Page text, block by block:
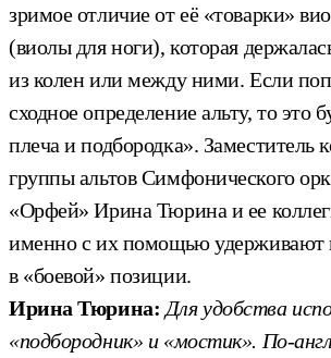
зримое отличие от её «товарки»
(виолы для ноги), которая
из колен или между ними. Если
сходное определение альту, то это
плеча и подбородка». Заместитель
группы альтов Симфонического
«Орфей» Ирина Тюрина и ее
именно с их помощью удерживают
в «боевой» позиции.
Ирина Тюрина: Для удобства
«подбородник» и «мостик». По-